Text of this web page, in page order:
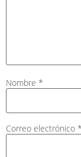
Nombre *
Correo electrónico *